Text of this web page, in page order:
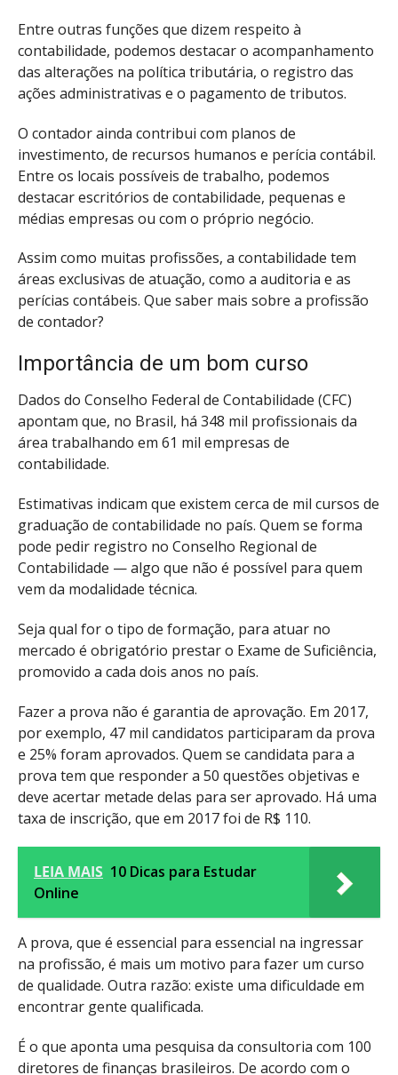
Entre outras funções que dizem respeito à
contabilidade, podemos destacar o acompanhamento
das alterações na política tributária, o registro das
ações administrativas e o pagamento de tributos.
O contador ainda contribui com planos de
investimento, de recursos humanos e perícia contábil.
Entre os locais possíveis de trabalho, podemos
destacar escritórios de contabilidade, pequenas e
médias empresas ou com o próprio negócio.
Assim como muitas profissões, a contabilidade tem
áreas exclusivas de atuação, como a auditoria e as
perícias contábeis. Que saber mais sobre a profissão
de contador?
Importância de um bom curso
Dados do Conselho Federal de Contabilidade (CFC)
apontam que, no Brasil, há 348 mil profissionais da
área trabalhando em 61 mil empresas de
contabilidade.
Estimativas indicam que existem cerca de mil cursos de
graduação de contabilidade no país. Quem se forma
pode pedir registro no Conselho Regional de
Contabilidade — algo que não é possível para quem
vem da modalidade técnica.
Seja qual for o tipo de formação, para atuar no
mercado é obrigatório prestar o Exame de Suficiência,
promovido a cada dois anos no país.
Fazer a prova não é garantia de aprovação. Em 2017,
por exemplo, 47 mil candidatos participaram da prova
e 25% foram aprovados. Quem se candidata para a
prova tem que responder a 50 questões objetivas e
deve acertar metade delas para ser aprovado. Há uma
taxa de inscrição, que em 2017 foi de R$ 110.
LEIA MAIS 10 Dicas para Estudar
Online
A prova, que é essencial para essencial na ingressar
na profissão, é mais um motivo para fazer um curso
de qualidade. Outra razão: existe uma dificuldade em
encontrar gente qualificada.
É o que aponta uma pesquisa da consultoria com 100
diretores de finanças brasileiros. De acordo com o